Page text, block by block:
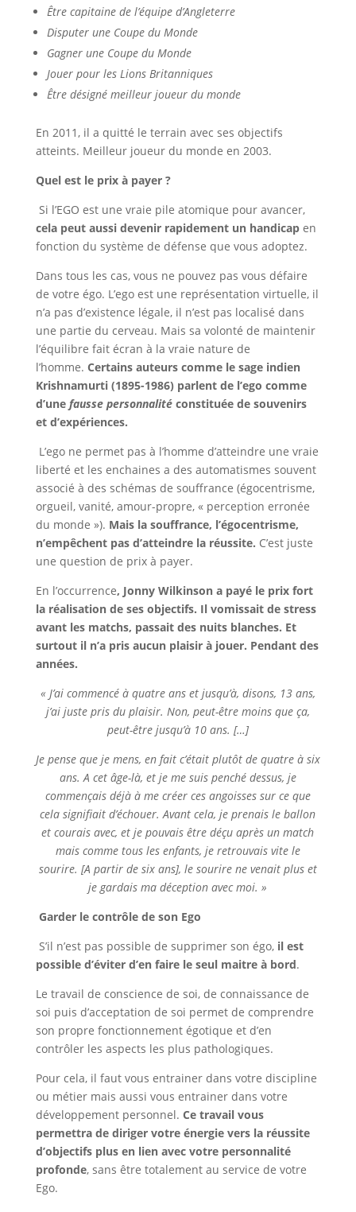
Être capitaine de l’équipe d’Angleterre
Disputer une Coupe du Monde
Gagner une Coupe du Monde
Jouer pour les Lions Britanniques
Être désigné meilleur joueur du monde
En 2011, il a quitté le terrain avec ses objectifs
atteints. Meilleur joueur du monde en 2003.
Quel est le prix à payer ?
Si l’EGO est une vraie pile atomique pour avancer,
cela peut aussi devenir rapidement un handicapen
fonction du système de défense que vous adoptez.
Dans tous les cas, vous ne pouvez pas vous défaire
de votre égo. L’ego est une représentation virtuelle, il
n’a pas d’existence légale, il n’est pas localisé dans
une partie du cerveau. Mais sa volonté de maintenir
l’équilibre fait écran à la vraie nature de
l’homme. Certains auteurs comme le sage indien
Krishnamurti (1895-1986) parlent de l’ego comme
d’une fausse personnalitéconstituée de souvenirs
et d’expériences.
L’ego ne permet pas à l’homme d’atteindre une vraie
liberté et les enchaines a des automatismes souvent
associé à des schémas de souffrance (égocentrisme,
orgueil, vanité, amour-propre, « perception erronée
du monde »). Mais la souffrance, l’égocentrisme,
n’empêchent pas d’atteindre la réussite. C’est juste
une question de prix à payer.
En l’occurrence, Jonny Wilkinson a payé le prix fort
la réalisation de ses objectifs. Il vomissait de stress
avant les matchs, passait des nuits blanches. Et
surtout il n’a pris aucun plaisir à jouer. Pendant des
années.
« J’ai commencé à quatre ans et jusqu’à, disons, 13 ans,
j’ai juste pris du plaisir. Non, peut-être moins que ça,
peut-être jusqu’à 10 ans. […]
Je pense que je mens, en fait c’était plutôt de quatre à six
ans. A cet âge-là, et je me suis penché dessus, je
commençais déjà à me créer ces angoisses sur ce que
cela signifiait d’échouer. Avant cela, je prenais le ballon
et courais avec, et je pouvais être déçu après un match
mais comme tous les enfants, je retrouvais vite le
sourire. [A partir de six ans], le sourire ne venait plus et
je gardais ma déception avec moi. »
Garder le contrôle de son Ego
S’il n’est pas possible de supprimer son égo, il est
possible d’éviter d’en faire le seul maitre à bord.
Le travail de conscience de soi, de connaissance de
soi puis d’acceptation de soi permet de comprendre
son propre fonctionnement égotique et d’en
contrôler les aspects les plus pathologiques.
Pour cela, il faut vous entrainer dans votre discipline
ou métier mais aussi vous entrainer dans votre
développement personnel. Ce travail vous
permettra de diriger votre énergie vers la réussite
d’objectifs plus en lien avec votre personnalité
profonde, sans être totalement au service de votre
Ego.